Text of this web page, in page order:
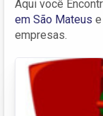
Aqui você
em São Mateus
empresas.